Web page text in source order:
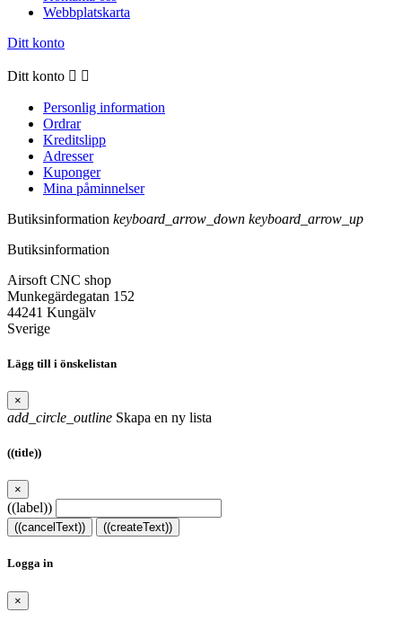
Webbplatskarta
Ditt konto
Ditt konto  
Personlig information
Ordrar
Kreditslipp
Adresser
Kuponger
Mina påminnelser
Butiksinformation keyboard_arrow_down keyboard_arrow_up
Butiksinformation
Airsoft CNC shop
Munkegärdegatan 152
44241 Kungälv
Sverige
Lägg till i önskelistan
×
add_circle_outline Skapa en ny lista
((title))
×
((label))
((cancelText)) ((createText))
Logga in
×